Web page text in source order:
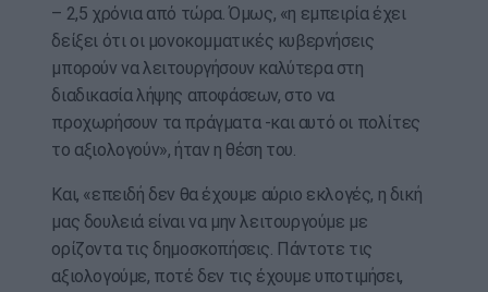
– 2,5 χρόνια από τώρα. Όμως, «η εμπειρία έχει
δείξει ότι οι μονοκομματικές κυβερνήσεις
μπορούν να λειτουργήσουν καλύτερα στη
διαδικασία λήψης αποφάσεων, στο να
προχωρήσουν τα πράγματα -και αυτό οι πολίτες
το αξιολογούν», ήταν η θέση του.
Και, «επειδή δεν θα έχουμε αύριο εκλογές, η δική
μας δουλειά είναι να μην λειτουργούμε με
ορίζοντα τις δημοσκοπήσεις. Πάντοτε τις
αξιολογούμε, ποτέ δεν τις έχουμε υποτιμήσει,